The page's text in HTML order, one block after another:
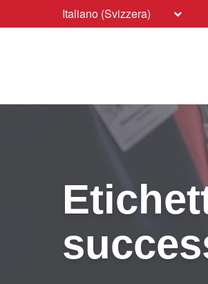
Italiano (Svizzera)